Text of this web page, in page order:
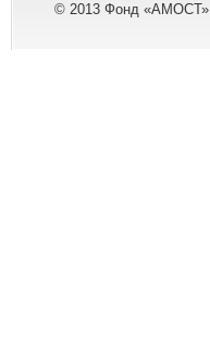
© 2013 Фонд «АМОСТ»